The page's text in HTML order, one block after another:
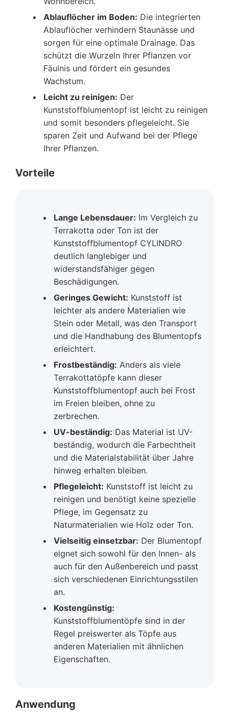
Ablauflöcher im Boden: Die integrierten
Ablauflöcher verhindern Staunässe und
sorgen für eine optimale Drainage. Das
schützt die Wurzeln Ihrer Pflanzen vor
Fäulnis und fördert ein gesundes
Wachstum.
Leicht zu reinigen: Der
Kunststoffblumentopf ist leicht zu reinigen
und somit besonders pflegeleicht. Sie
sparen Zeit und Aufwand bei der Pflege
Ihrer Pflanzen.
Vorteile
Lange Lebensdauer: Im Vergleich zu
Terrakotta oder Ton ist der
Kunststoffblumentopf CYLINDRO
deutlich langlebiger und
widerstandsfähiger gegen
Beschädigungen.
Geringes Gewicht: Kunststoff ist
leichter als andere Materialien wie
Stein oder Metall, was den Transport
und die Handhabung des Blumentopfs
erleichtert.
Frostbeständig: Anders als viele
Terrakottatöpfe kann dieser
Kunststoffblumentopf auch bei Frost
im Freien bleiben, ohne zu
zerbrechen.
UV-beständig: Das Material ist UV-
beständig, wodurch die Farbechtheit
und die Materialstabilität über Jahre
hinweg erhalten bleiben.
Pflegeleicht: Kunststoff ist leicht zu
reinigen und benötigt keine spezielle
Pflege, im Gegensatz zu
Naturmaterialien wie Holz oder Ton.
Vielseitig einsetzbar: Der Blumentopf
eignet sich sowohl für den Innen- als
auch für den Außenbereich und passt
sich verschiedenen Einrichtungsstilen
an.
Kostengünstig:
Kunststoffblumentöpfe sind in der
Regel preiswerter als Töpfe aus
anderen Materialien mit ähnlichen
Eigenschaften.
Anwendung